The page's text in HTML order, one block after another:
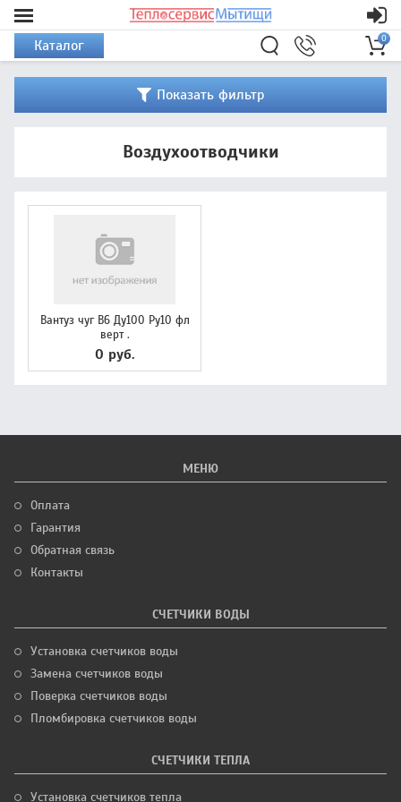
Каталог 0
Показать фильтр
Воздухоотводчики
Вантуз чуг В6 Ду100 Ру10 фл
верт .
0 руб.
МЕНЮ
Оплата
Гарантия
Обратная связь
Контакты
СЧЕТЧИКИ ВОДЫ
Установка счетчиков воды
Замена счетчиков воды
Поверка счетчиков воды
Пломбировка счетчиков воды
СЧЕТЧИКИ ТЕПЛА
Установка счетчиков тепла